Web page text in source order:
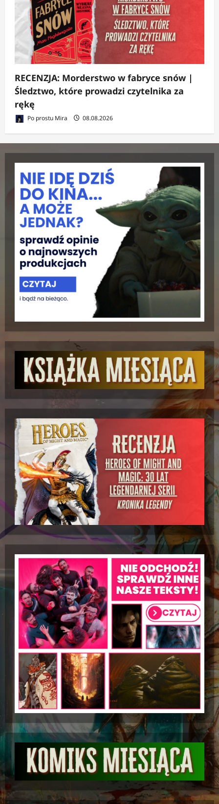
RECENZJA: Morderstwo w fabryce snów |
Śledztwo, które prowadzi czytelnika za
rękę
Po prostu Mira 08.08.2026